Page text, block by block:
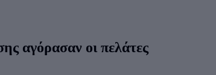
αγόρασαν οι πελάτες